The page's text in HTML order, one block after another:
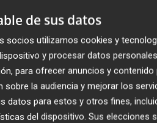
"en la fase de enjuiciamiento
el inicio de una
de una actividad que
negro.
de sus datos
socios utilizamos cookies y
y procesar datos
para ofrecer anuncios y
sobre la audiencia y mejorar los
datos para estos y otros fines,
del dispositivo. Sus elecciones